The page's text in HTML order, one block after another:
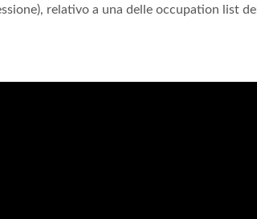
relativo a una delle occupation list del